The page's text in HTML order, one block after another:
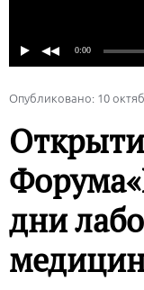
Опубликовано: 10
дни